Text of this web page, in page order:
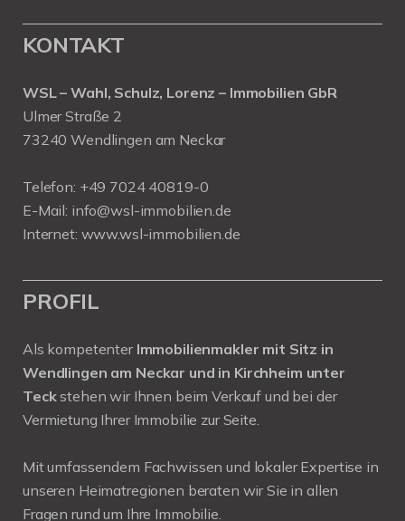
KONTAKT
WSL – Wahl, Schulz, Lorenz – Immobilien GbR
Ulmer Straße 2
73240 Wendlingen am Neckar
Telefon: +49 7024 40819-0
E-Mail: info@wsl-immobilien.de
Internet: www.wsl-immobilien.de
PROFIL
Als kompetenter Immobilienmakler mit Sitz in
Wendlingen am Neckar und in Kirchheim unter
Teckstehen wir Ihnen beim Verkauf und bei der
Vermietung Ihrer Immobilie zur Seite.
Mit umfassendem Fachwissen und lokaler Expertise in
unseren Heimatregionen beraten wir Sie in allen
Fragen rund um Ihre Immobilie.